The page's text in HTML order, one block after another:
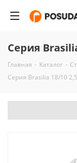
Серия
Главная - Каталог -
Серия Brasilia 18/10